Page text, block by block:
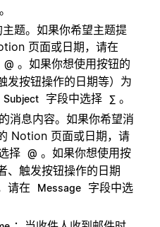
题。如果你希望主题提
页面或日期，请在
@ 。如果你想使用按钮的
发按钮操作的日期等）为
Subject 字段中选择 ∑ 。
消息内容。如果你希望消
Notion 页面或日期，请
择 @ 。如果你想使用按
、触发按钮操作的日期
请在
Message
字段中选